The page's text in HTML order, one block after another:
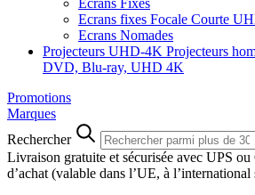
Ecrans Fixes
Ecrans fixes Focale Courte
Ecrans Nomades
Projecteurs UHD-4K Projecteurs
DVD, Blu-ray, UHD 4K
Promotions
Marques
Rechercher
Livraison gratuite et sécurisée avec UPS
d’achat (valable dans l’UE, à l’international